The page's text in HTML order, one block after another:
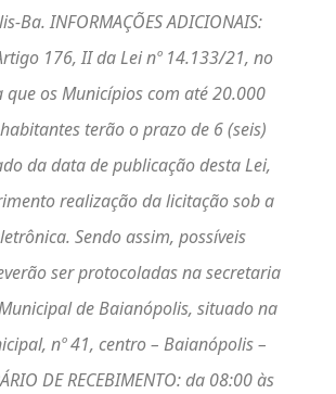
Ba. INFORMAÇÕES ADICIONAIS:
176, II da Lei nº 14.133/21, no
os Municípios com até 20.000
terão o prazo de 6 (seis)
da data de publicação desta Lei,
realização da licitação sob a
Sendo assim, possíveis
ser protocoladas na secretaria
de Baianópolis, situado na
nº 41, centro – Baianópolis –
DE RECEBIMENTO: da 08:00 às